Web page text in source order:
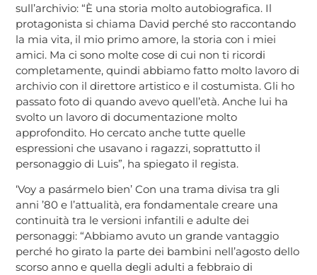
sull’archivio: “È una storia molto autobiografica. Il
protagonista si chiama David perché sto raccontando
la mia vita, il mio primo amore, la storia con i miei
amici. Ma ci sono molte cose di cui non ti ricordi
completamente, quindi abbiamo fatto molto lavoro di
archivio con il direttore artistico e il costumista. Gli ho
passato foto di quando avevo quell’età. Anche lui ha
svolto un lavoro di documentazione molto
approfondito. Ho cercato anche tutte quelle
espressioni che usavano i ragazzi, soprattutto il
personaggio di Luis”, ha spiegato il regista.
‘Voy a pasármelo bien’ Con una trama divisa tra gli
anni ’80 e l’attualità, era fondamentale creare una
continuità tra le versioni infantili e adulte dei
personaggi: “Abbiamo avuto un grande vantaggio
perché ho girato la parte dei bambini nell’agosto dello
scorso anno e quella degli adulti a febbraio di